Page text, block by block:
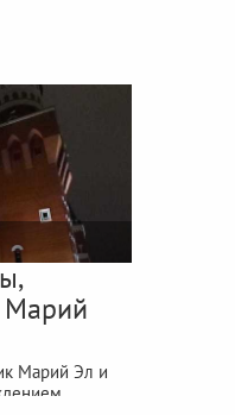
Марий
Марий Эл и